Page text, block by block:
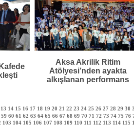
Aksa Akrilik Ritim
Atölyesi’nden ayakta
alkışlanan performans
13 14 15 16 17 18 19 20 21 22 23 24 25 26 27 28 29 30
59 60 61 62 63 64 65 66 67 68 69 70 71 72 73 74 75 76
103 104 105 106 107 108 109 110 111 112 113 114 115